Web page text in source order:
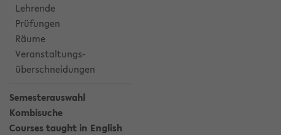
Lehrende
Prüfungen
Räume
Veranstaltungs-
überschneidungen
Semesterauswahl
Kombisuche
Courses taught in English